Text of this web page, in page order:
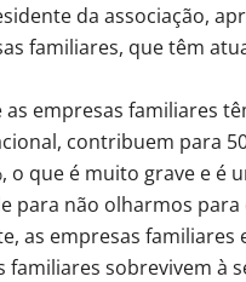
da associação,
familiares, que têm
as empresas familiares
contribuem para
o que é muito grave e é
para não olharmos para
as empresas familiares
familiares sobrevivem à